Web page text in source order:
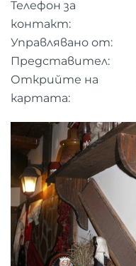
Телефон за
контакт:
Управлявано от:
Представител:
Открийте на
картата: